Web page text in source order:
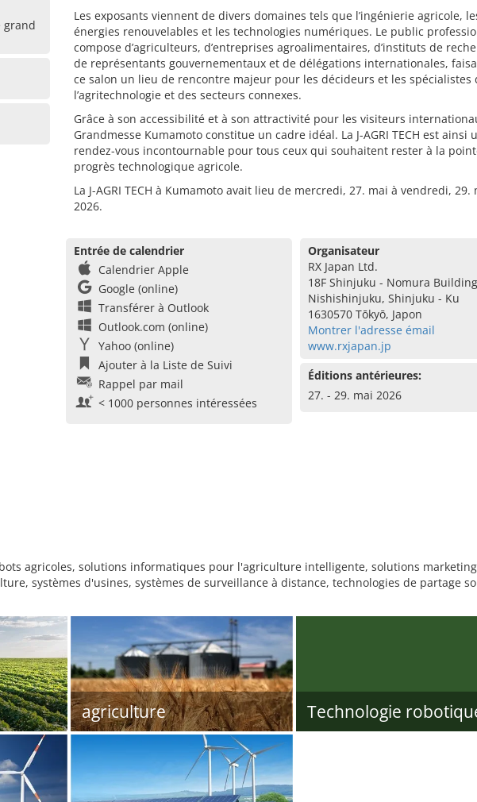
grand
Les exposants viennent de divers domaines tels que l’ingénierie agricole,
énergies renouvelables et les technologies numériques. Le public
compose d’agriculteurs, d’entreprises agroalimentaires, d’instituts de
de représentants gouvernementaux et de délégations internationales,
ce salon un lieu de rencontre majeur pour les décideurs et les spécialistes
l’agritechnologie et des secteurs connexes.
Grâce à son accessibilité et à son attractivité pour les visiteurs
Grandmesse Kumamoto constitue un cadre idéal. La J-AGRI TECH est ainsi
rendez-vous incontournable pour tous ceux qui souhaitent rester à la
progrès technologique agricole.
La J-AGRI TECH à Kumamoto avait lieu de mercredi, 27. mai à vendredi, 29.
2026.
Entrée de calendrier
Calendrier Apple
Google (online)
Transférer à Outlook
Outlook.com (online)
Yahoo (online)
Ajouter à la Liste de Suivi
Rappel par mail
< 1000 personnes intéressées
Organisateur
RX Japan Ltd.
18F Shinjuku - Nomura
Nishishinjuku, Shinjuku - Ku
1630570 Tōkyō, Japon
Montrer l'adresse émail
www.rxjapan.jp
Éditions antérieures:
27. - 29. mai 2026
agricoles, solutions informatiques pour l'agriculture intelligente, solutions
systèmes d'usines, systèmes de surveillance à distance, technologies de partage
agriculture Technologie